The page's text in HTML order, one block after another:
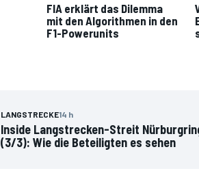
FIA erklärt das Dilemma
mit den Algorithmen in den
F1-Powerunits
LANGSTRECKE14 h
Inside Langstrecken-Streit
(3/3): Wie die Beteiligten es sehen